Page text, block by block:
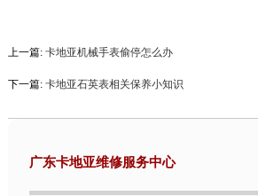
上一篇: 卡地亚机械手表偷停怎么办
下一篇: 卡地亚石英表相关保养小知识
广东卡地亚维修服务中心